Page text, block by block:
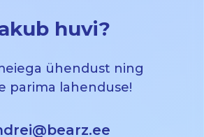
huvi?
ühendust ning
parima lahenduse!